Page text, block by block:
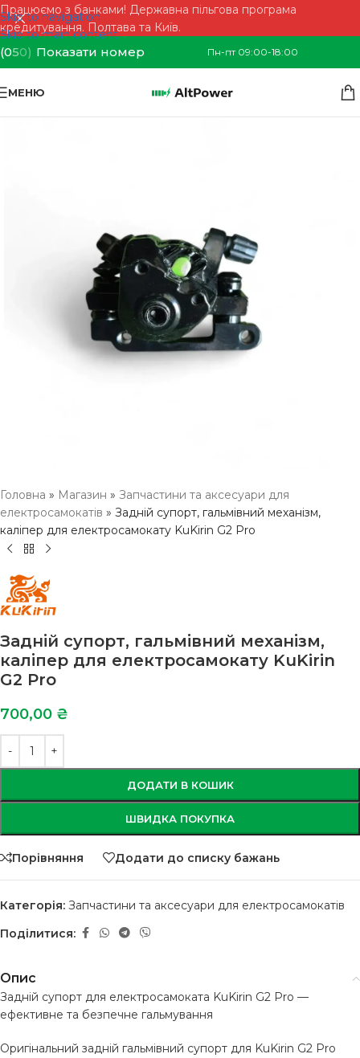
Skip to navigation
Skip to main content
Працюємо з банками! Державна пільгова програма
кредитування. Полтава та Київ.
(050) Показати номер Пн-пт 09:00-18:00
МЕНЮ
Головна » Магазин » Запчастини та аксесуари для
електросамокатів » Задній супорт, гальмівний механізм,
каліпер для електросамокату KuKirin G2 Pro
Задній супорт, гальмівний механізм,
каліпер для електросамокату KuKirin
G2 Pro
700,00 ₴
ДОДАТИ В КОШИК
ШВИДКА ПОКУПКА
Порівняння Додати до списку бажань
Категорія: Запчастини та аксесуари для електросамокатів
Поділитися:
Опис
Задній супорт для електросамоката KuKirin G2 Pro —
ефективне та безпечне гальмування
Оригінальний задній гальмівний супорт для KuKirin G2 Pro